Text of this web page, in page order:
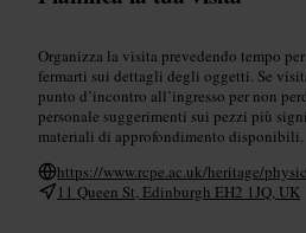
Organizza la visita prevedendo tempo
fermarti sui dettagli degli oggetti. Se
punto d’incontro all’ingresso per non
personale suggerimenti sui pezzi più
materiali di approfondimento disponibili.
https://www.rcpe.ac.uk/heritage/
11 Queen St, Edinburgh EH2 1JQ, UK